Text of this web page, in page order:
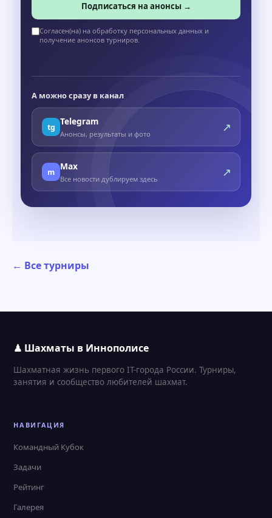
Подписаться на анонсы →
Согласен(на) на обработку персональных данных и
получение анонсов турниров.
А можно сразу в канал
tg Telegram
Анонсы, результаты и фото ↗
m Max
Все новости дублируем здесь ↗
← Все турниры
♟ Шахматы в Иннополисе
Шахматная жизнь первого IT-города России. Турниры,
занятия и сообщество любителей шахмат.
НАВИГАЦИЯ
Командный Кубок
Задачи
Рейтинг
Галерея